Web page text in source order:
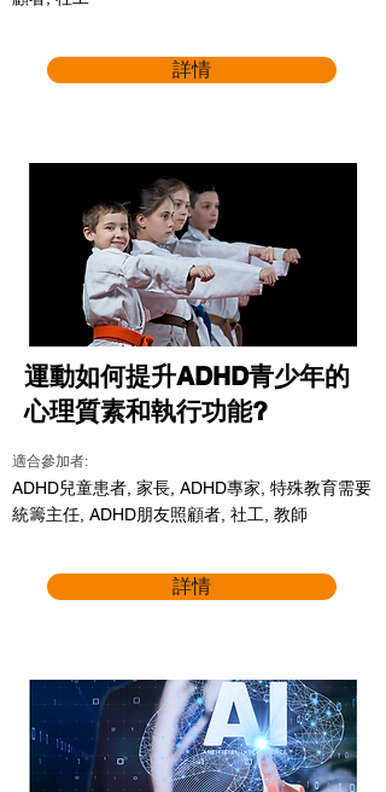
詳情
運動如何提升ADHD青少年的
心理質素和執行功能?
適合參加者:
ADHD兒童患者, 家長, ADHD專家, 特殊教育需要
統籌主任, ADHD朋友照顧者, 社工, 教師
詳情